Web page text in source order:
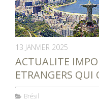
13 JANVIER 2025
ACTUALITE
ETRANGERS QUI
Brésil